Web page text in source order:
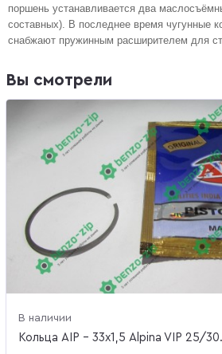
поршень устанавливается два
составных). В последнее время чугунные
снабжают пружинным расширителем для
Вы смотрели
В наличии
Кольца AIP - 33х1,5 Alpina VIP 25/